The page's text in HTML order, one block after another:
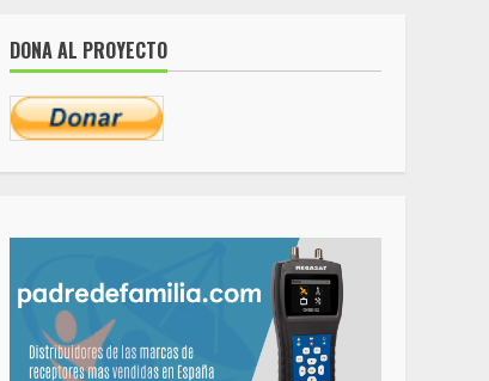
DONA AL PROYECTO